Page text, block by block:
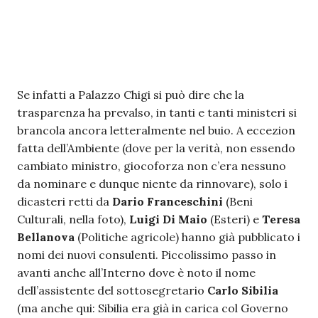
Se infatti a Palazzo Chigi si può dire che la
trasparenza ha prevalso, in tanti e tanti ministeri si
brancola ancora letteralmente nel buio. A eccezion
fatta dell’Ambiente (dove per la verità, non essendo
cambiato ministro, giocoforza non c’era nessuno
da nominare e dunque niente da rinnovare), solo i
dicasteri retti da Dario Franceschini (Beni
Culturali, nella foto), Luigi Di Maio (Esteri) e Teresa
Bellanova (Politiche agricole) hanno già pubblicato i
nomi dei nuovi consulenti. Piccolissimo passo in
avanti anche all’Interno dove è noto il nome
dell’assistente del sottosegretario Carlo Sibilia
(ma anche qui: Sibilia era già in carica col Governo